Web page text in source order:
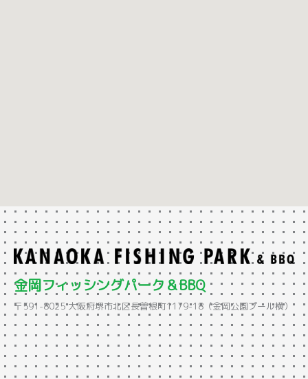
金岡フィッシングパーク＆BBQ
〒591-8025 大阪府堺市北区長曽根町1179-18（金岡公園プール横）